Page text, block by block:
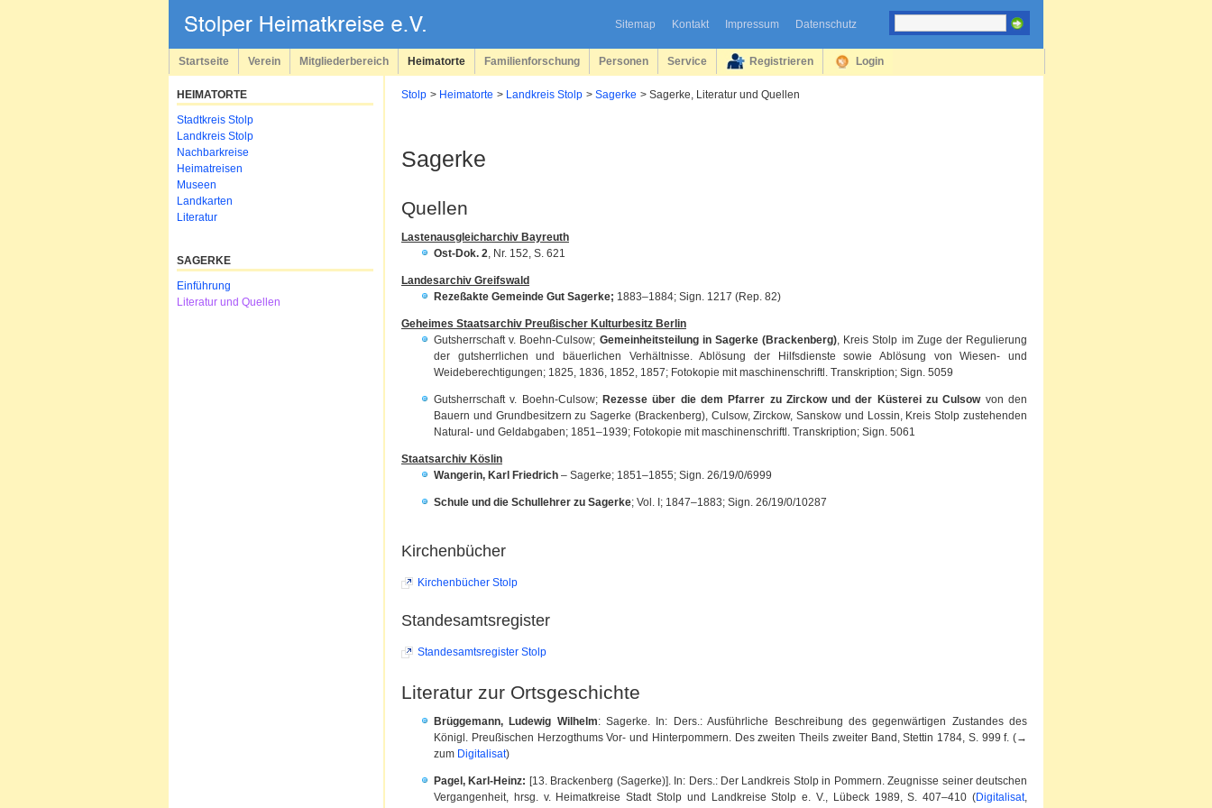
Sitemap Kontakt Impressum Datenschutz
überspringen
Startseite Verein Mitgliederbereich Heimatorte Familienforschung Personen Service Registrieren Login
Stolp Heimatorte Landkreis Stolp Sagerke Sagerke, Literatur und Quellen
Sagerke
Quellen
Lastenausgleicharchiv Bayreuth
Ost-Dok. 2, Nr. 152, S. 621
Landesarchiv Greifswald
Rezeßakte Gemeinde Gut Sagerke; 1883–1884; Sign. 1217 (Rep. 82)
Geheimes Staatsarchiv Preußischer Kulturbesitz Berlin
Gutsherrschaft v. Boehn-Culsow; Gemeinheitsteilung in Sagerke (Brackenberg), Kreis Stolp im Zuge der Regulierung
der gutsherrlichen und bäuerlichen Verhältnisse. Ablösung der Hilfsdienste sowie Ablösung von Wiesen- und
Weideberechtigungen; 1825, 1836, 1852, 1857; Fotokopie mit maschinenschriftl. Transkription; Sign. 5059
Gutsherrschaft v. Boehn-Culsow; Rezesse über die dem Pfarrer zu Zirckow und der Küsterei zu Culsow von den
Bauern und Grundbesitzern zu Sagerke (Brackenberg), Culsow, Zirckow, Sanskow und Lossin, Kreis Stolp zustehenden
Natural- und Geldabgaben; 1851–1939; Fotokopie mit maschinenschriftl. Transkription; Sign. 5061
Staatsarchiv Köslin
Wangerin, Karl Friedrich – Sagerke; 1851–1855; Sign. 26/19/0/6999
Schule und die Schullehrer zu Sagerke; Vol. I; 1847–1883; Sign. 26/19/0/10287
Kirchenbücher
Kirchenbücher Stolp
Standesamtsregister
Standesamtsregister Stolp
Literatur zur Ortsgeschichte
Brüggemann, Ludewig Wilhelm: Sagerke. In: Ders.: Ausführliche Beschreibung des gegenwärtigen Zustandes des
Königl. Preußischen Herzogthums Vor- und Hinterpommern. Des zweiten Theils zweiter Band, Stettin 1784, S. 999 f. (→
zum Digitalisat)
Pagel, Karl-Heinz: [13. Brackenberg (Sagerke)]. In: Ders.: Der Landkreis Stolp in Pommern. Zeugnisse seiner deutschen
Vergangenheit, hrsg. v. Heimatkreise Stadt Stolp und Landkreise Stolp e. V., Lübeck 1989, S. 407–410 (Digitalisat,
HEIMATORTE
Navigation
überspringen
Stadtkreis Stolp
Landkreis Stolp
Nachbarkreise
Heimatreisen
Museen
Landkarten
Literatur
SAGERKE
Navigation
überspringen
Einführung
Literatur und Quellen